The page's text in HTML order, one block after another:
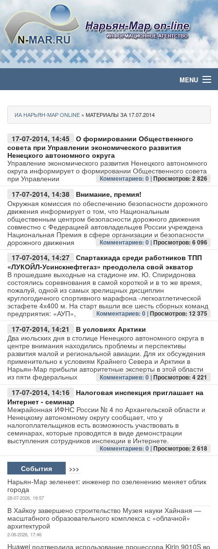
MENU
Политика
Бизнес
Общество
Культура
Медиа
Авто
Спорт
Контакты
ИА НАРЬЯН-МАР ONLINE » МАТЕРИАЛЫ ЗА 17.07.2014
17-07-2014, 14:45
О формировании Общественного
совета при Управлении экономического развития
Ненецкого автономного округа
Управление экономического развития Ненецкого автономного
округа информирует о формировании Общественного совета
при Управлении
Комментариев: 0 |Просмотров: 2 826
17-07-2014, 14:38
Внимание, премия!
Окружная комиссия по обеспечению безопасности дорожного
движения информирует о том, что Национальным
общественным центром безопасности дорожного движения
совместно с Федерацией автовладельцев России учреждена
Национальная Премия в сфере организации и безопасности
дорожного движения
Комментариев: 0 |Просмотров: 6 096
17-07-2014, 14:27
Спартакиада среди работников ТПП
«ЛУКОЙЛ-Усинскнефтегаз» преодолела свой экватор
В прошедшие выходные на стадионе им. Ю. Спиридонова
состоялись соревнования в самой короткой и в то же время,
пожалуй, одной из самых зрелищных дисциплин
круглогодичного спортивного марафона -легкоатлетической
эстафете 4х400 м. На старт вышли все шесть сборных команд
предприятия: «АУП»,
Комментариев: 0 |Просмотров: 12 375
17-07-2014, 14:21
В условиях Арктики
Два июльских дня в столице Ненецкого автономного округа в
центре внимания находились проблемы и перспективы
развития малой и региональной авиации. Для их обсуждения
применительно к условиям Крайнего Севера и Арктики в
Нарьян-Мар прибыли авторитетные эксперты в этой области
из пяти федеральных
Комментариев: 0 |Просмотров: 4 221
17-07-2014, 14:16
Налоговая инспекция приглашает на
Интернет - семинар
Межрайонная ИФНС России № 4 по Архангельской области и
Ненецкому автономному округу сообщает, что у
налогоплательщиков есть возможность участвовать в
семинарах, которые проводятся в виде демонстрации
выступления сотрудников инспекции в Интернете.
Комментариев: 0 |Просмотров: 2 618
События >>>
Нарьян-Мар зеленеет: инженер по озеленению меняет облик
города
28-07-2026, 19:57
В Хайкоу завершено строительство Музея науки Хайнаня —
масштабного образовательного комплекса с «облачной»
архитектурой
2-06-2026, 17:46
Huawei подтвердила использование процессора Kirin 9010S во